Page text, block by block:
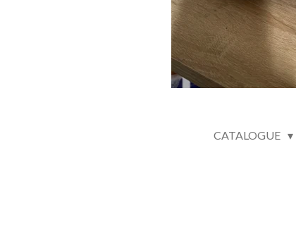
CATALOGUE